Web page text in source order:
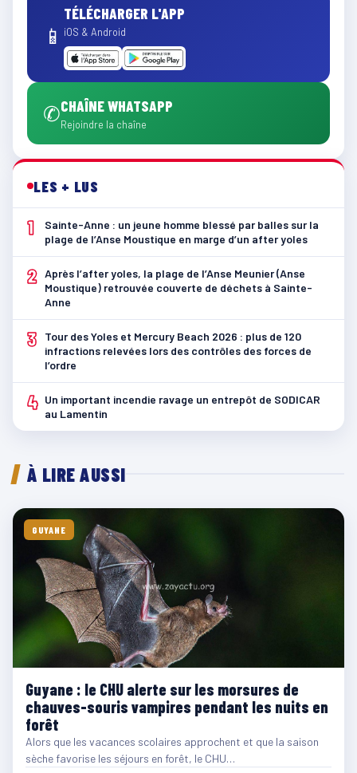
📱
TÉLÉCHARGER L'APP
iOS & Android
✆CHAÎNE WHATSAPP
Rejoindre la chaîne
LES + LUS
1
Sainte-Anne : un jeune homme blessé par balles sur la
plage de l’Anse Moustique en marge d’un after yoles
2 Après l’after yoles, la plage de l’Anse Meunier (Anse
Moustique) retrouvée couverte de déchets à Sainte-
Anne
3
Tour des Yoles et Mercury Beach 2026 : plus de 120
infractions relevées lors des contrôles des forces de
l’ordre
4 Un important incendie ravage un entrepôt de SODICAR
au Lamentin
À LIRE AUSSI
GUYANE
Guyane : le CHU alerte sur les morsures de
chauves-souris vampires pendant les nuits en
forêt
Alors que les vacances scolaires approchent et que la saison
sèche favorise les séjours en forêt, le CHU…